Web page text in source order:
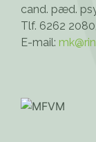
cand. pæd.
Tlf. 6262 2080,
E-mail: